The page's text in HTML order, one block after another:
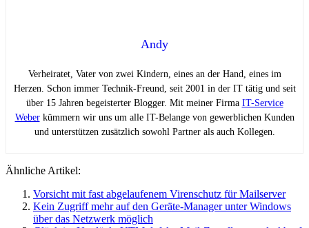
Andy
Verheiratet, Vater von zwei Kindern, eines an der Hand, eines im
Herzen. Schon immer Technik-Freund, seit 2001 in der IT tätig und seit
über 15 Jahren begeisterter Blogger. Mit meiner Firma IT-Service
Weberkümmern wir uns um alle IT-Belange von gewerblichen Kunden
und unterstützen zusätzlich sowohl Partner als auch Kollegen.
Ähnliche Artikel:
Vorsicht mit fast abgelaufenem Virenschutz für Mailserver
Kein Zugriff mehr auf den Geräte-Manager unter Windows
über das Netzwerk möglich